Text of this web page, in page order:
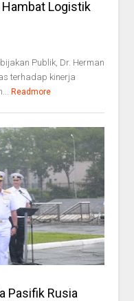
Hambat Logistik
Publik, Dr. Herman
terhadap kinerja
Readmore
Pasifik Rusia